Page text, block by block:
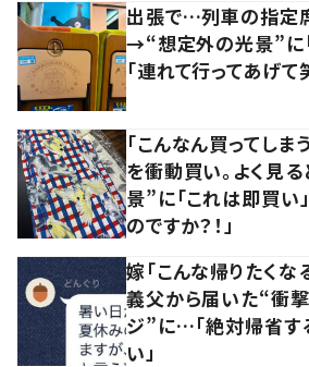
出張で…列車の指定
→“想定外の光景”に「
「連れて行ってあげて
「こんなん買ってし
を衝動買い。よく見
景”に「これは即買い
のですか？！」
嫁「こんな帰りたくな
義父から届いた“衝
ジ”に…「絶対帰省す
い」